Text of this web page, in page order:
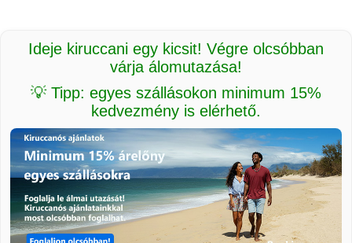
Ideje kiruccani egy kicsit! Végre olcsóbban
várja álomutazása!
💡 Tipp: egyes szállásokon minimum 15%
kedvezmény is elérhető.